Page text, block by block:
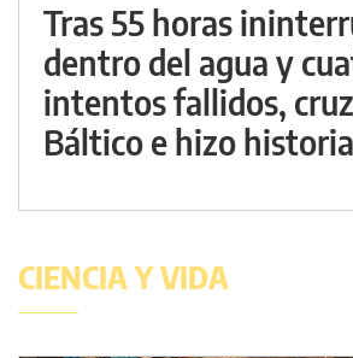
Tras 55 horas
dentro del agua y
intentos fallidos,
Báltico e hizo historia
CIENCIA Y VIDA